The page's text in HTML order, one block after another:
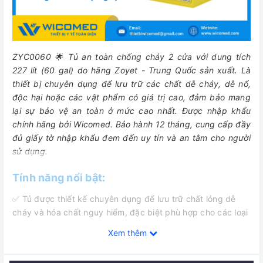
ZYC0060 🌟 Tủ an toàn chống cháy 2 cửa với dung tích
227 lít (60 gal) do hãng Zoyet - Trung Quốc sản xuất. Là
thiết bị chuyên dụng để lưu trữ các chất dễ cháy, dễ nổ,
độc hại hoặc các vật phẩm có giá trị cao, đảm bảo mang
lại sự bảo vệ an toàn ở mức cao nhất. Được nhập khẩu
chính hãng bởi Wicomed. Bảo hành 12 tháng, cung cấp đầy
đủ giấy tờ nhập khẩu đem đến uy tín và an tâm cho người
sử dụng.
Tính năng nổi bật:
✅ Tủ được thiết kế chuyên dụng để lưu trữ chất lỏng dễ
cháy và hóa chất nguy hiểm, đặc biệt phù hợp cho các loại
đáng kể nguy cơ cháy nổ, bảo vệ an toàn tính mạng và tài
Xem thêm